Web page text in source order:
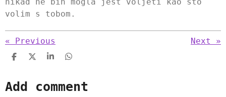
volim s tobom.
« Previous Next »
S
r
e
S
S
r
e
S
r
e
Add comment